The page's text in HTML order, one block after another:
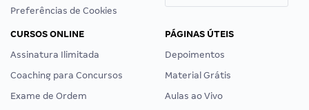
Preferências de Cookies
CURSOS ONLINE
Assinatura Ilimitada
Coaching para Concursos
Exame de Ordem
PÁGINAS ÚTEIS
Depoimentos
Material Grátis
Aulas ao Vivo